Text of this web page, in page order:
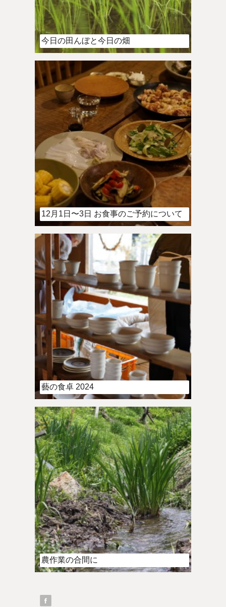
今日の田んぼと今日の畑
12月1日〜3日 お食事のご予約について
藝の食卓 2024
農作業の合間に